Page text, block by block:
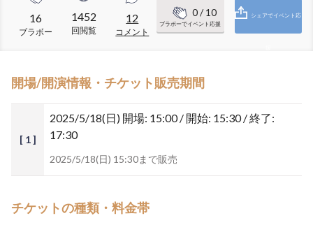
16
ブラボー
1452
回閲覧
12
コメント
0/ 10
ブラボーでイベント応援
シェアでイベント応
開場/開演情報・チケット販売期間
[ 1 ]
2025/5/18(日) 開場: 15:00 / 開始: 15:30 / 終了:
17:30
2025/5/18(日) 15:30まで販売
チケットの種類・料金帯